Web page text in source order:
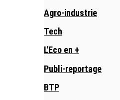
Agro-industrie
Tech
L'Eco en +
Publi-reportage
BTP